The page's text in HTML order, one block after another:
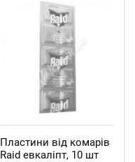
Пластини від комарів
Raid евкаліпт, 10 шт